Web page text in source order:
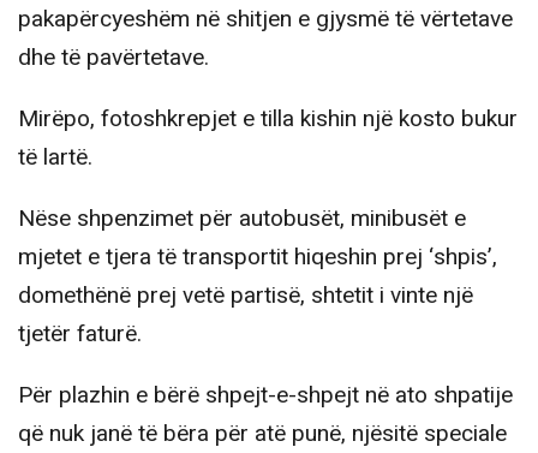
pakapërcyeshëm në shitjen e gjysmë të vërtetave
dhe të pavërtetave.
Mirëpo, fotoshkrepjet e tilla kishin një kosto bukur
të lartë.
Nëse shpenzimet për autobusët, minibusët e
mjetet e tjera të transportit hiqeshin prej ‘shpis’,
domethënë prej vetë partisë, shtetit i vinte një
tjetër faturë.
Për plazhin e bërë shpejt-e-shpejt në ato shpatije
që nuk janë të bëra për atë punë, njësitë speciale